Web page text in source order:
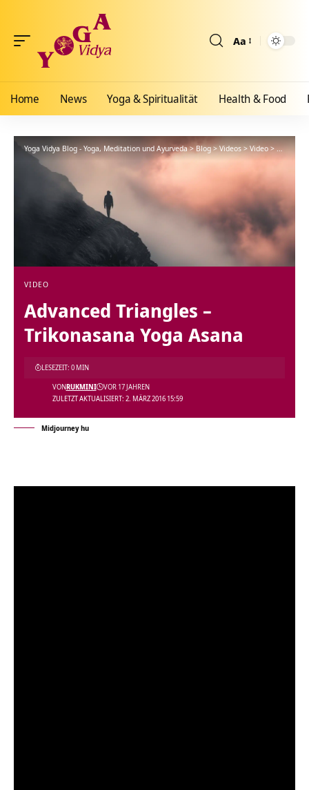
Aa
Home News Yoga & Spiritualität Health & Food
Yoga Vidya Blog - Yoga, Meditation und Ayurveda>Blog>Videos>Video>
VIDEO
Advanced Triangles –
Trikonasana Yoga Asana
ZULETZT AKTUALISIERT: 2. MÄRZ 2016 15:59
VONRUKMINI VOR 17 JAHREN
LESEZEIT: 0 MIN
Midjourney hu